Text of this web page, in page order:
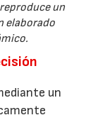
un
elaborado
un